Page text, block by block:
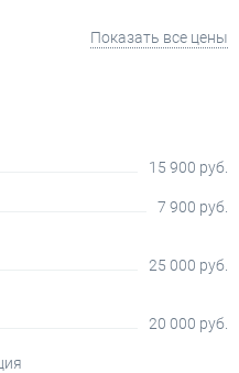
Показать все цены
15 900 руб.
7 900 руб.
25 000 руб.
20 000 руб.